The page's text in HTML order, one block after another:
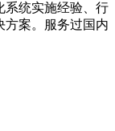
系统实施经验、行
方案。服务过国内